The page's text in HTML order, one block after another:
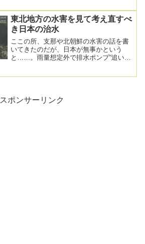
東北地方の水害を見て考え直すべ
き日本の治水
ここの所、支那や北朝鮮の水害の話を書
いてきたのだが、日本が無事かという
と……。雨量想定外で排水ポンプ“追いつ
スポンサーリンク